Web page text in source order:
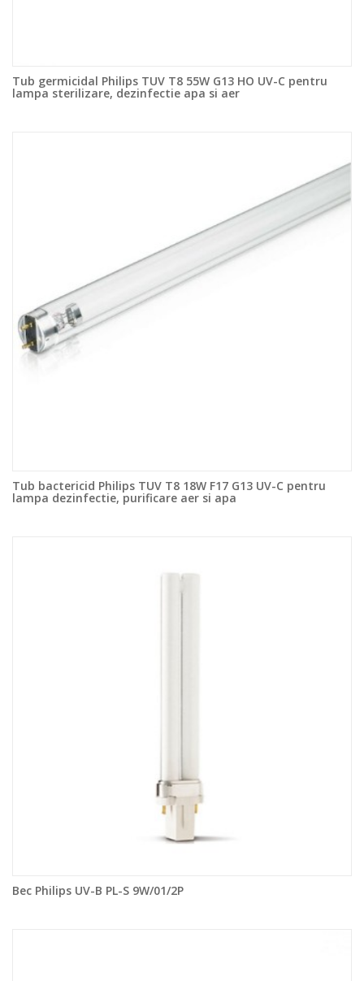
Tub germicidal Philips TUV T8 55W G13 HO UV-C pentru
lampa sterilizare, dezinfectie apa si aer
Tub bactericid Philips TUV T8 18W F17 G13 UV-C pentru
lampa dezinfectie, purificare aer si apa
Bec Philips UV-B PL-S 9W/01/2P